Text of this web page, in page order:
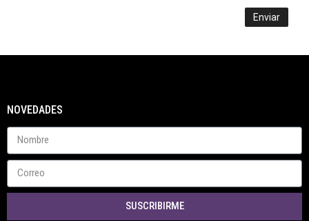
NOVEDADES
SUSCRIBIRME